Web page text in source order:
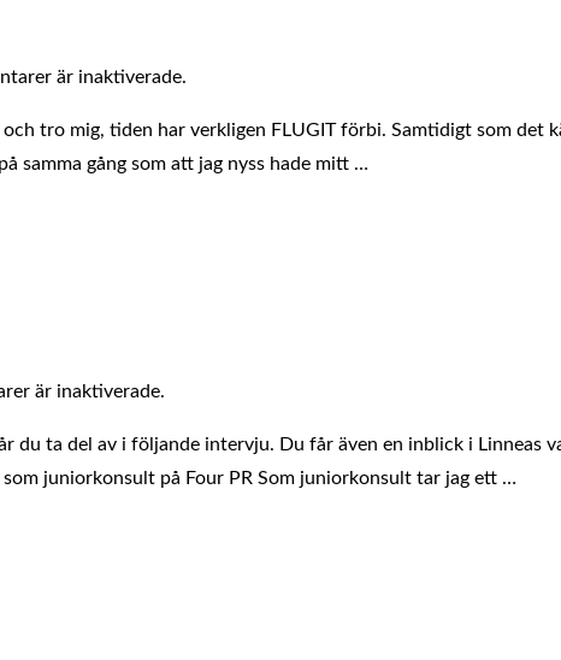
är inaktiverade.
tro mig, tiden har verkligen FLUGIT förbi. Samtidigt som det
samma gång som att jag nyss hade mitt …
är inaktiverade.
du ta del av i följande intervju. Du får även en inblick i Linneas
juniorkonsult på Four PR Som juniorkonsult tar jag ett …